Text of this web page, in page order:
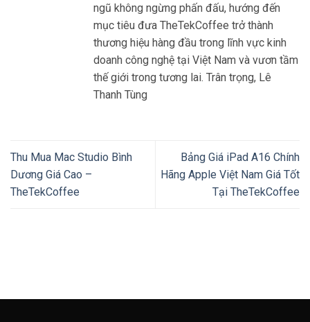
ngũ không ngừng phấn đấu, hướng đến
mục tiêu đưa TheTekCoffee trở thành
thương hiệu hàng đầu trong lĩnh vực kinh
doanh công nghệ tại Việt Nam và vươn tầm
thế giới trong tương lai. Trân trọng, Lê
Thanh Tùng
Thu Mua Mac Studio Bình
Dương Giá Cao –
TheTekCoffee
Bảng Giá iPad A16 Chính
Hãng Apple Việt Nam Giá Tốt
Tại TheTekCoffee